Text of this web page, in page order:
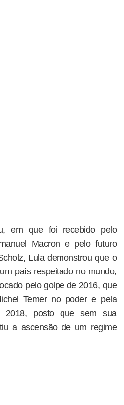
em que foi recebido pelo
Macron e pelo futuro
Lula demonstrou que o
país respeitado no mundo,
pelo golpe de 2016, que
Temer no poder e pela
2018, posto que sem sua
a ascensão de um regime